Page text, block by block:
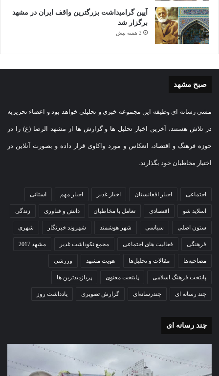
آیین گرامیداشت بزرگترین واقف ایران در مشهد
برگزار شد
2 هفته پیش
صبح مشهد
مشی رسانه ای وظیفه این مجموعه خبری و تحلیلی خواهد بود و اعضاء تحریریه
در تلاش هستند، آخرین اخبار تحلیل ها و گزارش ها از مشهد الرضا (ع) را در
حوزه فرهنگ و اقتصاد، انعکاس و مورد واکاوی قرار داده و بصورت آنلاین در
اختیار مخاطبان خود بگذارند.
اجتماعی اخبار افغانستان اخبار غدیر اخبار مهم استانی
اسلاید شو اقتصادی تعامل با مخاطبان دانش و فناوری زندگی
ستون اصلی سیاسی شهر هوشمند شهروند خبرنگار شهری
فرهنگی فعالیت های اجتماعی مجمع نکوداشت غدیر مشهد 2017
مصاحبه‌ها مقالات و تحلیل‌ها هویت مشهد ورزشی
پایتخت فرهنگ اسلامی پایتخت معنوی پربازدیدترین ها
چند رسانه ای چندرسانه‌ای گزارش تصویری یادداشت روز
چند رسانه ای
تشییع